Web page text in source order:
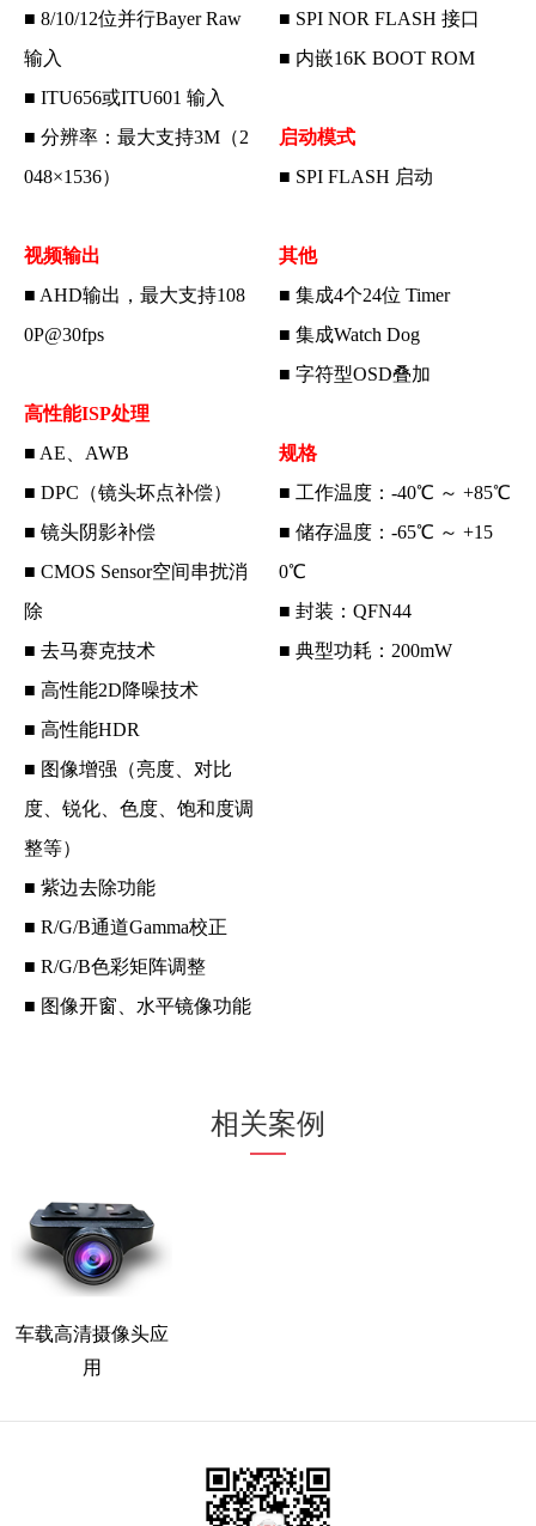
■ 8/10/12位并行Bayer Raw
输入
■ ITU656或ITU601 输入
■ 分辨率：最大支持3M（2
048×1536）
视频输出
■ AHD输出，最大支持108
0P@30fps
高性能ISP处理
■ AE、AWB
■ DPC（镜头坏点补偿）
■ 镜头阴影补偿
■ CMOS Sensor空间串扰消
除
■ 去马赛克技术
■ 高性能2D降噪技术
■ 高性能HDR
■ 图像增强（亮度、对比
度、锐化、色度、饱和度调
整等）
■ 紫边去除功能
■ R/G/B通道Gamma校正
■ R/G/B色彩矩阵调整
■ 图像开窗、水平镜像功能
■ SPI NOR FLASH 接口
■ 内嵌16K BOOT ROM
启动模式
■ SPI FLASH 启动
其他
■ 集成4个24位 Timer
■ 集成Watch Dog
■ 字符型OSD叠加
规格
■ 工作温度：-40℃ ～ +85℃
■ 储存温度：-65℃ ～ +15
0℃
■ 封装：QFN44
■ 典型功耗：200mW
相关案例
车载高清摄像头应
用